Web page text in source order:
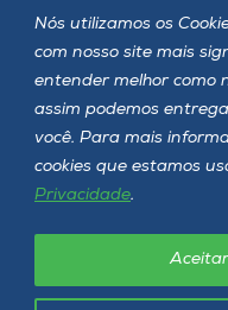
Nós utilizamos os
com nosso site mais
entender melhor como
assim podemos
você. Para mais
cookies que estamos
Privacidade.
Siga a Unoesc
Política de privacidade